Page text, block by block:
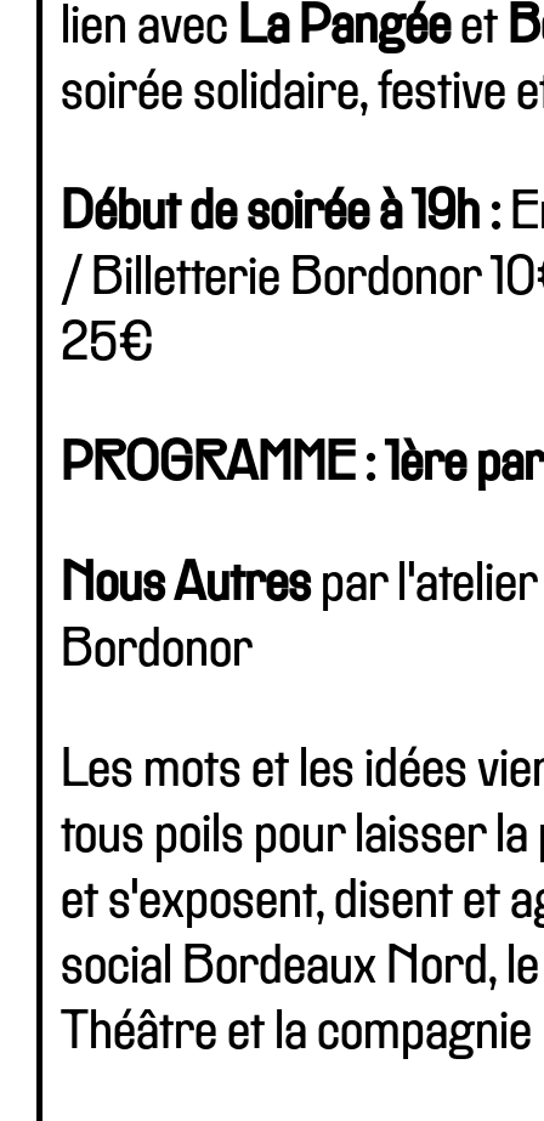
lien avec La Pangéeet
soirée solidaire, festive
Début de soirée à 19h :
/ Billetterie Bordonor
25€
PROGRAMME : 1ère
Nous Autrespar l'atelier
Bordonor
Les mots et les idées
tous poils pour laisser la
et s'exposent, disent et
social Bordeaux Nord,
Théâtre et la